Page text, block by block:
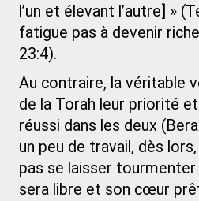
l’un et élevant l’autre] »
fatigue pas à devenir
23:4).
Au contraire, la véritable
de la Torah leur priorité
réussi dans les deux
un peu de travail, dès
pas se laisser
sera libre et son cœur